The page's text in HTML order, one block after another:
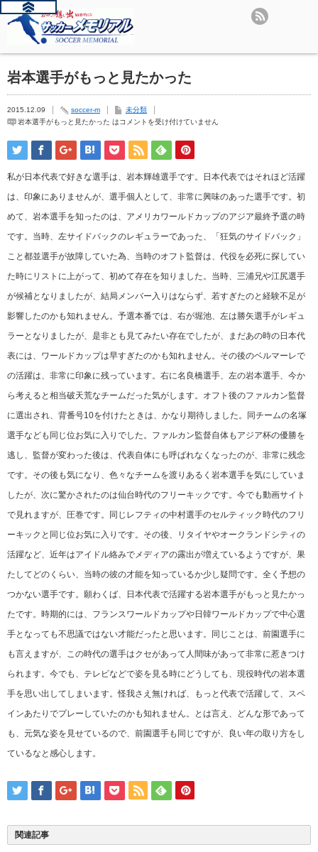
岩本選手がもっと見たかった
2015.12.09 soccer-m
未分類
岩本選手がもっと見たかった はコメントを受け付けていません
私が日本代表で好きな選手は、岩本輝雄選手です。日本代表ではそれほど活躍
は、印象にありませんが、選手個人として、非常に興味のあった選手です。初
めて、岩本選手を知ったのは、アメリカワールドカップのアジア最終予選の時
です。当時、左サイドバックのレギュラーであった、「狂気のサイドバック」
こと都並選手が故障していた為、当時のオフト監督は、代役を必死に探してい
た時にリストに上がって、初めて存在を知りました。当時、三浦兄や江尻選手
が候補となりましたが、結局メンバー入りはならず、若すぎたのと経験不足が
影響したのかも知れません。予選本番では、右が堀池、左は勝矢選手がレギュ
ラーとなりましたが、是非とも見てみたい存在でしたが、まだあの時の日本代
表には、ワールドカップは早すぎたのかも知れません。その後のベルマーレで
の活躍は、非常に印象に残っています。右に名良橋選手、左の岩本選手、今か
ら考えると相当破天荒なチームだった気がします。オフト後のファルカン監督
に選出され、背番号10を付けたときは、かなり期待しました。同チームの名塚
選手なども同じ位お気に入りでした。ファルカン監督自体もアジア杯の優勝を
逃し、監督が変わった後は、代表自体にも呼ばれなくなったのが、非常に残念
です。その後も気になり、色々なチームを渡りあるく岩本選手を気にしていま
したが、次に驚かされたのは仙台時代のフリーキックです。今でも動画サイト
で見れますが、圧巻です。同じレフティの中村選手のセルティック時代のフリ
ーキックと同じ位お気に入りです。その後、リタイヤやオークランドシティの
活躍など、近年はアイドル絡みでメディアの露出が増えているようですが、果
たしてどのくらい、当時の彼の才能を知っているか少し疑問です。全く予想の
つかない選手です。願わくば、日本代表で活躍する岩本選手がもっと見たかっ
たです。時期的には、フランスワールドカップや日韓ワールドカップで中心選
手となっても不思議ではない才能だったと思います。同じことは、前園選手に
も言えますが、この時代の選手はクセがあって人間味があって非常に惹きつけ
られます。今でも、テレビなどで姿を見る時にどうしても、現役時代の岩本選
手を思い出してしまいます。怪我さえ無ければ、もっと代表で活躍して、スペ
インあたりでプレーしていたのかも知れません。とは言え、どんな形であって
も、元気な姿を見せているので、前園選手も同じですが、良い年の取り方をし
ているなと感心します。
関連記事